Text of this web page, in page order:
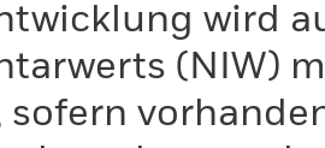
wird
(NIW)
sofern